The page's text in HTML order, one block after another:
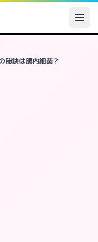
秘訣は腸内細菌？